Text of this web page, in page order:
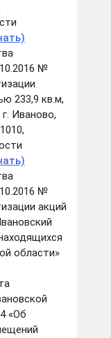
№
233,9 кв.м,
Иваново,
№
акций
области»
«Об